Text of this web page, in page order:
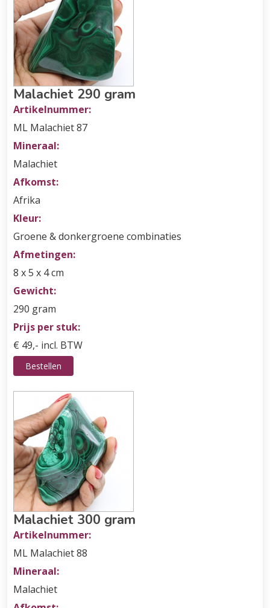
Malachiet 290 gram
Artikelnummer:
ML Malachiet 87
Mineraal:
Malachiet
Afkomst:
Afrika
Kleur:
Groene & donkergroene combinaties
Afmetingen:
8 x 5 x 4 cm
Gewicht:
290 gram
Prijs per stuk:
€ 49,- incl. BTW
Bestellen
Malachiet 300 gram
Artikelnummer:
ML Malachiet 88
Mineraal:
Malachiet